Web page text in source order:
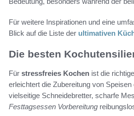
Für weitere Inspirationen und eine
Blick auf die Liste der ultimativen
Die besten
Für stressfreies Kochen ist die
erleichtert die Zubereitung von
vielseitige Schneidebretter, scharfe
Festtagsessen Vorbereitung